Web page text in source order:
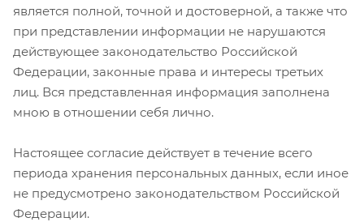
является полной, точной и достоверной, а также что
при представлении информации не нарушаются
действующее законодательство Российской
Федерации, законные права и интересы третьих
лиц. Вся представленная информация заполнена
мною в отношении себя лично.
Настоящее согласие действует в течение всего
периода хранения персональных данных, если иное
не предусмотрено законодательством Российской
Федерации.